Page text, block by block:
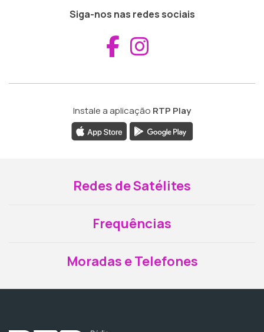
Siga-nos nas redes sociais
Aceder ao
Instale a aplicação RTP Play
Redes de Satélites
Frequências
Moradas e Telefones